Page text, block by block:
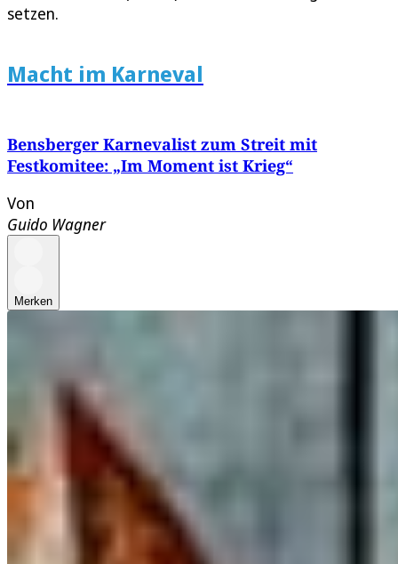
setzen.
Macht im Karneval
Bensberger Karnevalist zum Streit mit
Festkomitee: „Im Moment ist Krieg“
Von
Guido Wagner
Merken